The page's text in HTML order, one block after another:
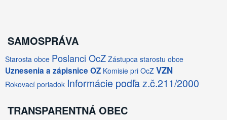
SAMOSPRÁVA
Starosta obce Poslanci OcZ Zástupca starostu obce
Uznesenia a zápisnice OZ Komisie pri OcZ VZN
Rokovací poriadok Informácie podľa z.č.211/2000
TRANSPARENTNÁ OBEC